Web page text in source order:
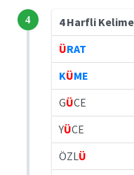
4
4 Harfli
ÜRAT
KÜME
GÜCE
YÜCE
ÖZLÜ